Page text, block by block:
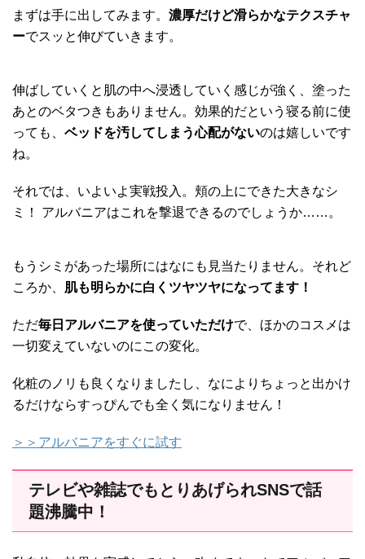
まずは手に出してみます。 濃厚だけど滑らかなテクスチャ
ーでスッと伸びていきます。
伸ばしていくと肌の中へ浸透していく感じが強く、塗った
あとのベタつきもありません。効果的だという寝る前に使
っても、 ベッドを汚してしまう心配がないのは嬉しいです
ね。
それでは、いよいよ実戦投入。頬の上にできた大きなシ
ミ！ アルバニアはこれを撃退できるのでしょうか……。
もうシミがあった場所にはなにも見当たりません。それど
ころか、 肌も明らかに白くツヤツヤになってます！
ただ毎日アルバニアを使っていただけで、ほかのコスメは
一切変えていないのにこの変化。
化粧のノリも良くなりましたし、なによりちょっと出かけ
るだけならすっぴんでも全く気になりません！
＞＞アルバニアをすぐに試す
テレビや雑誌でもとりあげられSNSで話
題沸騰中！